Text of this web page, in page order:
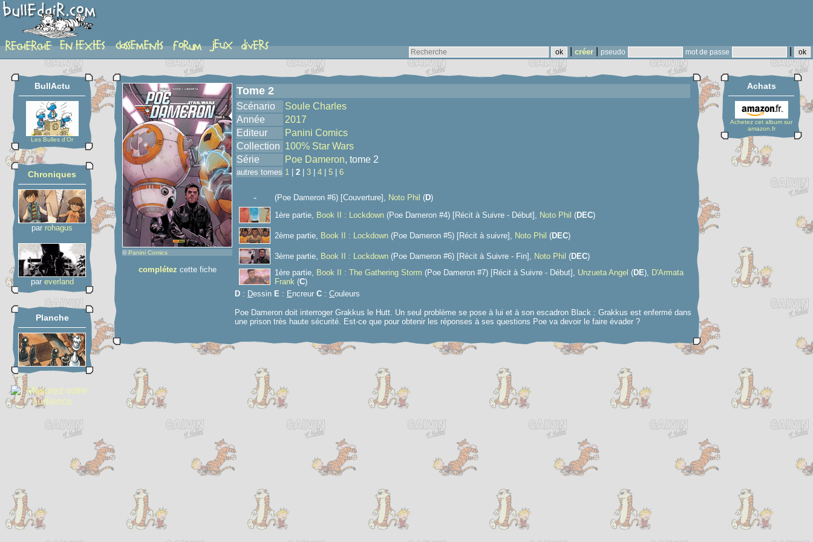
créer pseudo mot de passe
album
BullActu
Les Bulles d'Or
Chroniques
par rohagus
par everland
Planche
© Panini Comics
complétez cette fiche
Tome 2
Scénario
Soule Charles
Année
2017
Editeur
Panini Comics
Collection 100% Star Wars
Série
Poe Dameron, tome 2
autres tomes 1 2 3 4 5 6
- (Poe Dameron #6) [Couverture], Noto Phil (D)
1ère partie, Book II : Lockdown (Poe Dameron #4) [Récit à Suivre - Début], Noto Phil (DEC)
2ème partie, Book II : Lockdown (Poe Dameron #5) [Récit à suivre], Noto Phil (DEC)
3ème partie, Book II : Lockdown (Poe Dameron #6) [Récit à Suivre - Fin], Noto Phil (DEC)
1ère partie, Book II : The Gathering Storm (Poe Dameron #7) [Récit à Suivre - Début], Unzueta Angel (DE), D'Armata
Frank (C)
D : Dessin E : Encreur C : Couleurs
Poe Dameron doit interroger Grakkus le Hutt. Un seul problème se pose à lui et à son escadron Black : Grakkus est enfermé dans
une prison très haute sécurité. Est-ce que pour obtenir les réponses à ses questions Poe va devoir le faire évader ?
Achats
Achetez cet album sur
amazon.fr